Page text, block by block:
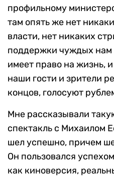
профильному
там опять же нет
власти, нет никаких
поддержки чуждых нам
имеет право на жизнь,
наши гости и зрители
концов, голосуют
Мне рассказывали
спектакль с Михаилом
шел успешно, причем
Он пользовался
как киноверсия,